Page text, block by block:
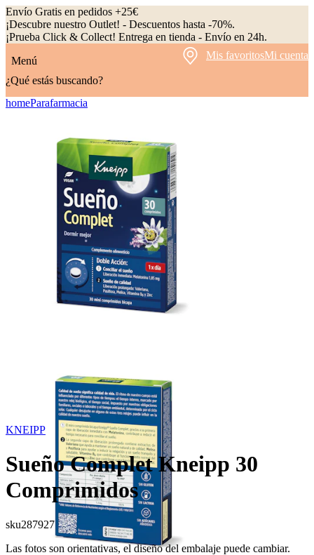
Envío Gratis en pedidos +25€
¡Descubre nuestro Outlet! - Descuentos hasta -70%.
¡Prueba Click & Collect! Entrega en tienda - Envío en 24h.
Menú
Mis favoritosMi cuenta
¿Qué estás buscando?
homeParafarmacia
KNEIPP
Sueño Complet Kneipp 30
Comprimidos
sku287927
Las fotos son orientativas, el diseño del embalaje puede cambiar.